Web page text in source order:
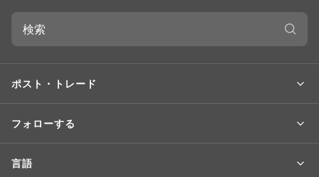
検
ポスト・トレード
フォローする
言語